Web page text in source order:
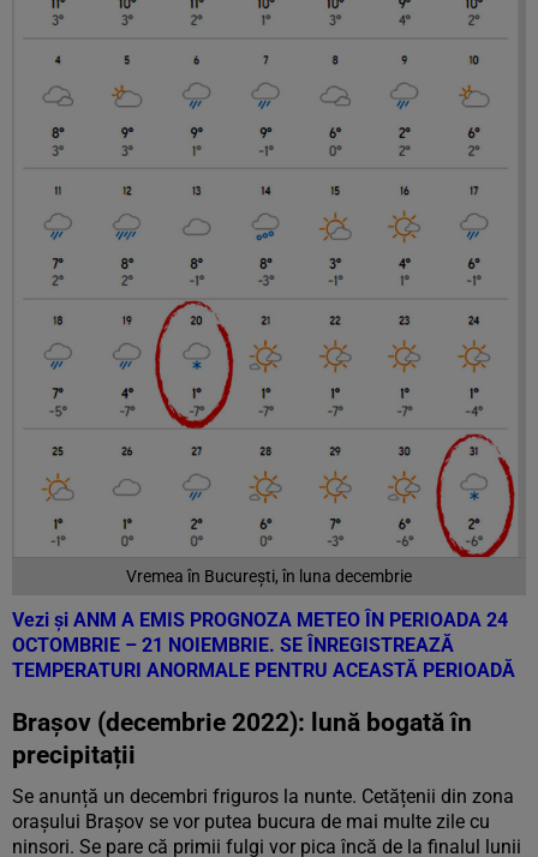
Vremea în București, în luna decembrie
Vezi și ANM A EMIS PROGNOZA METEO ÎN PERIOADA 24
OCTOMBRIE – 21 NOIEMBRIE. SE ÎNREGISTREAZĂ
TEMPERATURI ANORMALE PENTRU ACEASTĂ PERIOADĂ
Brașov (decembrie 2022): lună bogată în
precipitații
Se anunță un decembri friguros la nunte. Cetățenii din zona
orașului Brașov se vor putea bucura de mai multe zile cu
ninsori. Se pare că primii fulgi vor pica încă de la finalul lunii